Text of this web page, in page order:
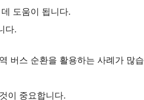
도움이 됩니다.
다.
버스 순환을 활용하는 사례가 많습
이 중요합니다.